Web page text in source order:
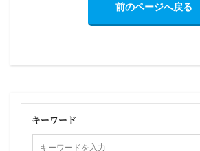
前のページへ戻る
キーワード